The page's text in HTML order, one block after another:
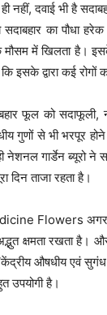
नहीं, दवाई भी है
सदाबहार का पौधा
में खिलता है।
कि इसके द्वारा कई रोगों
फूल को
गुणों से भी भरपूर
नेशनल गार्डेन
दिन ताजा रहता है।
Flowers अगर
क्षमता रखता है।
औषधीय एवं सुगंध
उपयोगी है।